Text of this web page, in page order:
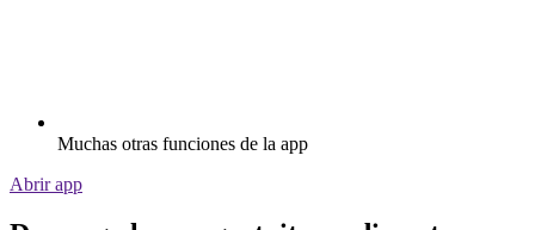
Muchas otras funciones de la app
Abrir app